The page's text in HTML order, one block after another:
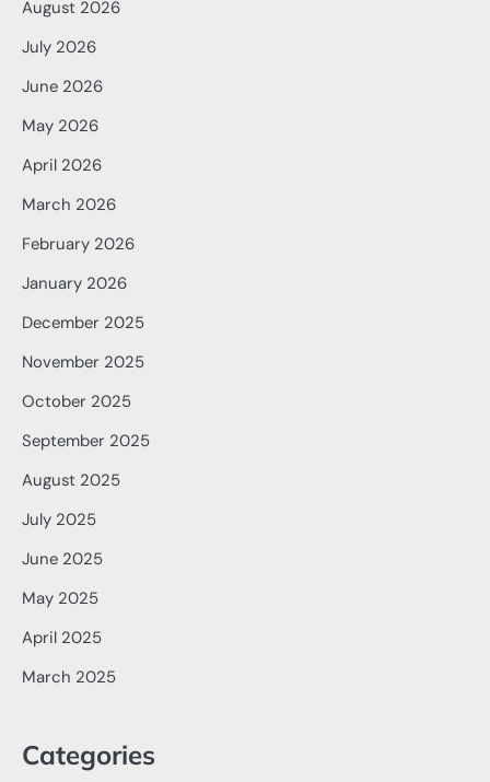
August 2026
July 2026
June 2026
May 2026
April 2026
March 2026
February 2026
January 2026
December 2025
November 2025
October 2025
September 2025
August 2025
July 2025
June 2025
May 2025
April 2025
March 2025
Categories